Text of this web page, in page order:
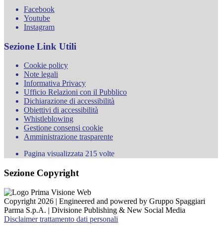
Facebook
Youtube
Instagram
Sezione Link Utili
Cookie policy
Note legali
Informativa Privacy
Ufficio Relazioni con il Pubblico
Dichiarazione di accessibilità
Obiettivi di accessibilità
Whistleblowing
Gestione consensi cookie
Amministrazione trasparente
Pagina visualizzata 215 volte
Sezione Copyright
Copyright 2026 | Engineered and powered by Gruppo Spaggiari
Parma S.p.A. | Divisione Publishing & New Social Media
Disclaimer trattamento dati personali